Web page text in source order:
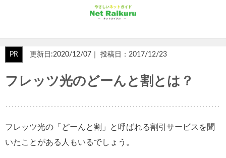
PR 更新日:2020/12/07｜ 投稿日：2017/12/23
フレッツ光のどーんと割とは？
フレッツ光の「どーんと割」と呼ばれる割引サービスを聞
いたことがある人もいるでしょう。